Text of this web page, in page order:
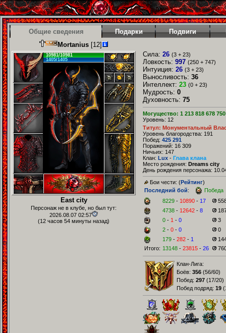
Общие сведения Подарки Подвиги
Mortanius [12]
10981/10981
1405/1405
East city
Персонаж не в клубе, но был тут:
2026.08.07 02:57
(12 часов 54 минуты назад)
Сила: 26 (3 + 23)
Ловкость: 997 (250 + 747)
Интуиция: 26 (3 + 23)
Выносливость: 36
Интеллект: 23 (0 + 23)
Мудрость: 0
Духовность: 75
Могущество: 1 213 818 678 750
Уровень: 12
Титул: Монументальный
Уровень благородства: 191
Побед: 425 291
Поражений: 16 309
Ничьих: 147
Клан: Lux - Глава клана
Место рождения: Dreams city
День рождения персонажа:
Бои чести: (Рейтинг)
Последний бой:
Победа
8229 - 10890 - 17
4738 - 12642 - 8
0 - 1 - 0
3
2 - 0 - 0
0
179 - 282 - 1
Итого: 13148 - 23815 - 26
Клан-Лига:
Боёв: 356 (56/60)
Побед: 297 (17/20)
Побед подряд: 19 (